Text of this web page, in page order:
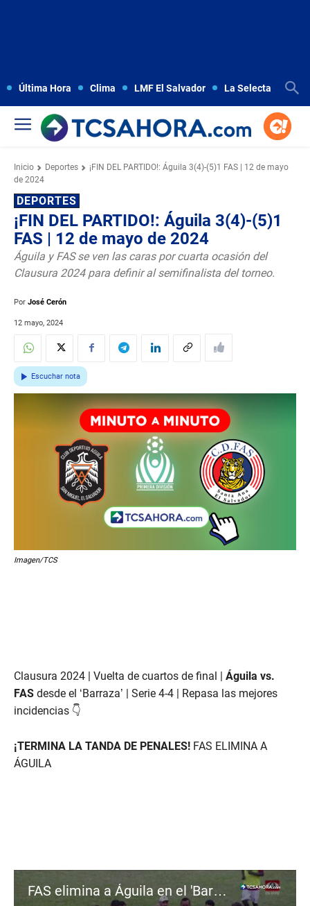
Última Hora Clima LMF El Salvador La Selecta
Inicio Deportes
¡FIN DEL PARTIDO!: Águila 3(4)-(5)1 FAS | 12 de mayo
de 2024
DEPORTES
¡FIN DEL PARTIDO!: Águila 3(4)-(5)1
FAS | 12 de mayo de 2024
Águila y FAS se ven las caras por cuarta ocasión del
Clausura 2024 para definir al semifinalista del torneo.
Por José Cerón
12 mayo, 2024
Escuchar nota
Imagen/TCS
Clausura 2024 | Vuelta de cuartos de final | Águila vs.
FAS desde el ‘Barraza’ | Serie 4-4 | Repasa las mejores
incidencias 👇
¡TERMINA LA TANDA DE PENALES! FAS ELIMINA A
ÁGUILA
FAS elimina a Águila en el 'Barraza' | Tanda de panales completa